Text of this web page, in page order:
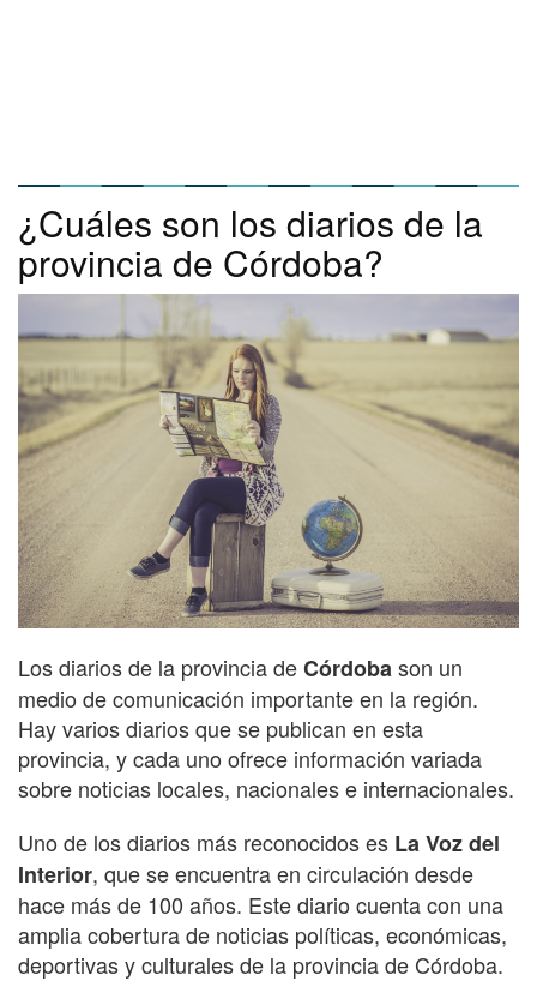
¿Cuáles son los diarios de la
provincia de Córdoba?
Los diarios de la provincia deCórdobason un
medio de comunicación importante en la región.
Hay varios diarios que se publican en esta
provincia, y cada uno ofrece información variada
sobre noticias locales, nacionales e internacionales.
Uno de los diarios más reconocidos es La Voz del
Interior, que se encuentra en circulación desde
hace más de 100 años. Este diario cuenta con una
amplia cobertura de noticias políticas, económicas,
deportivas y culturales de la provincia de Córdoba.